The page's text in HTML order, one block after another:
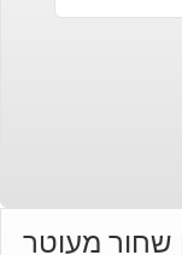
שחור מעוטר